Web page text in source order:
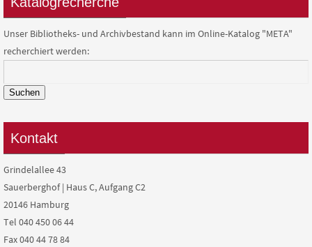
Unser Bibliotheks- und Archivbestand kann im Online-Katalog "META"
recherchiert werden:
Suchen
Kontakt
Grindelallee 43
Sauerberghof | Haus C, Aufgang C2
20146 Hamburg
Tel 040 450 06 44
Fax 040 44 78 84